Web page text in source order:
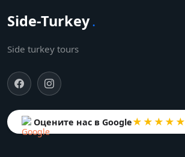
Side-Turkey.
Side turkey tours
Оцените нас в Google★★★★★